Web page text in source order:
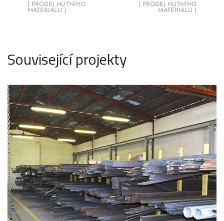
[ PRODEJ HUTNÍHO
MATERIÁLU ]
[ PRODEJ HUTNÍHO
MATERIÁLU ]
Související projekty
Prodej hutního materiálu
PRODEJ HUTNÍHO MATERIÁLU